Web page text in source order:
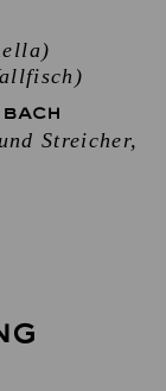
Streicher,